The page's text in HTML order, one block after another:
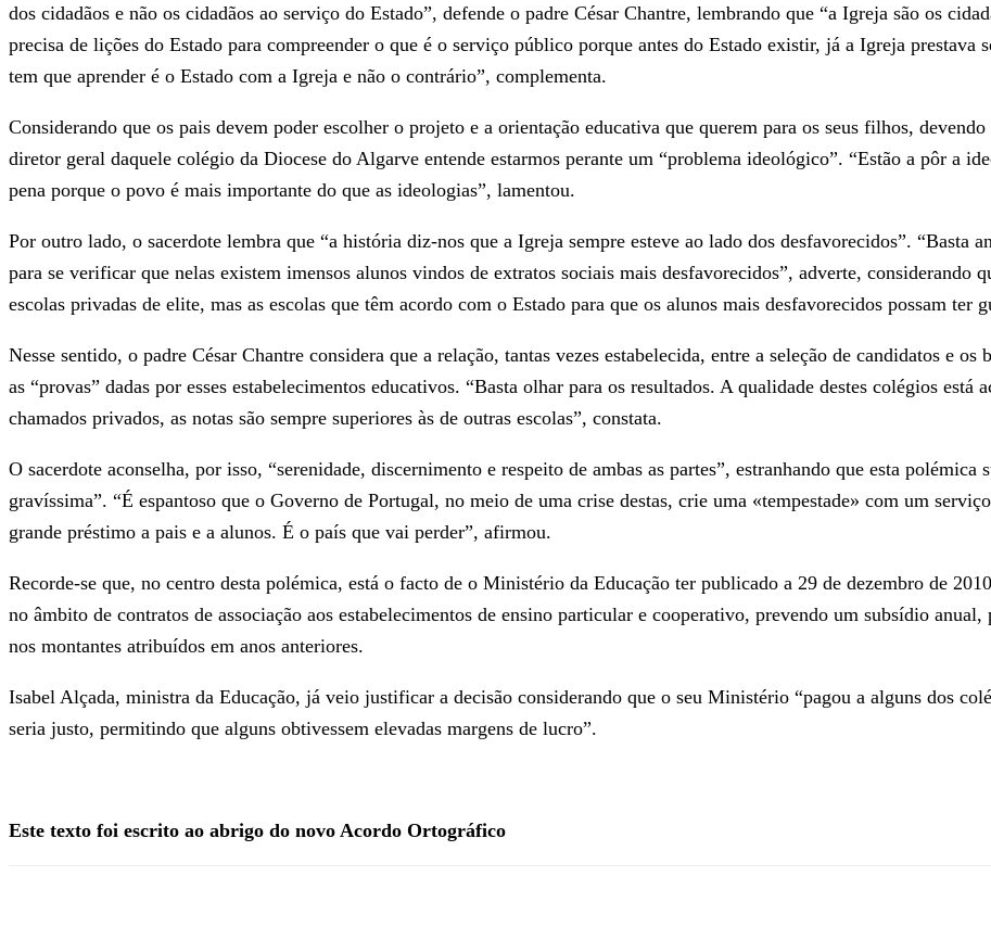
dos cidadãos e não os cidadãos ao serviço do Estado”, defende o padre César Chantre, lembrando que “a Igreja são os
precisa de lições do Estado para compreender o que é o serviço público porque antes do Estado existir, já a Igreja prestava
tem que aprender é o Estado com a Igreja e não o contrário”, complementa.
Considerando que os pais devem poder escolher o projeto e a orientação educativa que querem para os seus filhos,
diretor geral daquele colégio da Diocese do Algarve entende estarmos perante um “problema ideológico”. “Estão a pôr a
pena porque o povo é mais importante do que as ideologias”, lamentou.
Por outro lado, o sacerdote lembra que “a história diz-nos que a Igreja sempre esteve ao lado dos desfavorecidos”. “Basta
para se verificar que nelas existem imensos alunos vindos de extratos sociais mais desfavorecidos”, adverte, considerando
escolas privadas de elite, mas as escolas que têm acordo com o Estado para que os alunos mais desfavorecidos possam ter
Nesse sentido, o padre César Chantre considera que a relação, tantas vezes estabelecida, entre a seleção de candidatos e
as “provas” dadas por esses estabelecimentos educativos. “Basta olhar para os resultados. A qualidade destes colégios
chamados privados, as notas são sempre superiores às de outras escolas”, constata.
O sacerdote aconselha, por isso, “serenidade, discernimento e respeito de ambas as partes”, estranhando que esta
gravíssima”. “É espantoso que o Governo de Portugal, no meio de uma crise destas, crie uma «tempestade» com um
grande préstimo a pais e a alunos. É o país que vai perder”, afirmou.
Recorde-se que, no centro desta polémica, está o facto de o Ministério da Educação ter publicado a 29 de dezembro de
no âmbito de contratos de associação aos estabelecimentos de ensino particular e cooperativo, prevendo um subsídio
nos montantes atribuídos em anos anteriores.
Isabel Alçada, ministra da Educação, já veio justificar a decisão considerando que o seu Ministério “pagou a alguns dos
seria justo, permitindo que alguns obtivessem elevadas margens de lucro”.
Este texto foi escrito ao abrigo do novo Acordo Ortográfico